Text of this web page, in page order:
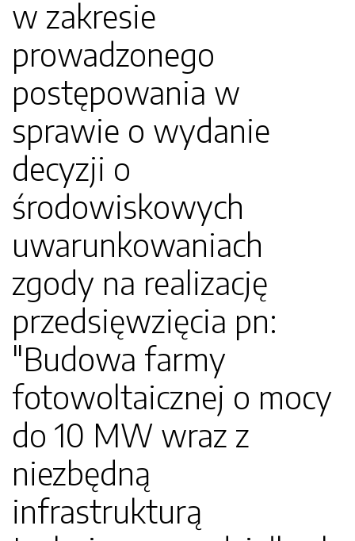
w zakresie
prowadzonego
postępowania w
sprawie o wydanie
decyzji o
środowiskowych
uwarunkowaniach
zgody na realizację
przedsięwzięcia pn:
"Budowa farmy
fotowoltaicznej o mocy
do 10 MW wraz z
niezbędną
infrastrukturą